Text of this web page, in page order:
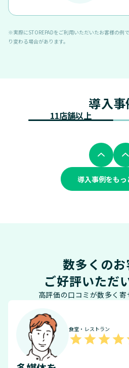
※実際にSTOREPADをご利用いただいたお客様の例
り変わる場合があります。
導入事
11店舗以上
導入事例をもっ
数多くの
ご好評いただ
高評価の口コミが数多く寄
食堂・レストラン